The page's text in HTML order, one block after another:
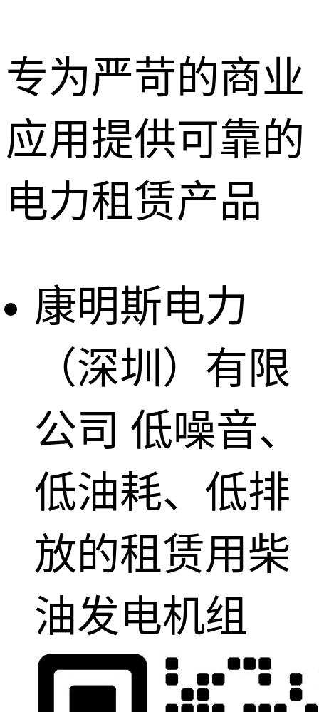
专为严苛的商业
应用提供可靠的
电力租赁产品
康明斯电力
（深圳）有限
公司 低噪音、
低油耗、低排
放的租赁用柴
油发电机组
深圳租赁服
惠州租赁服
务
东莞租赁服